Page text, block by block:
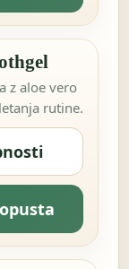
z aloe vero
rutine.